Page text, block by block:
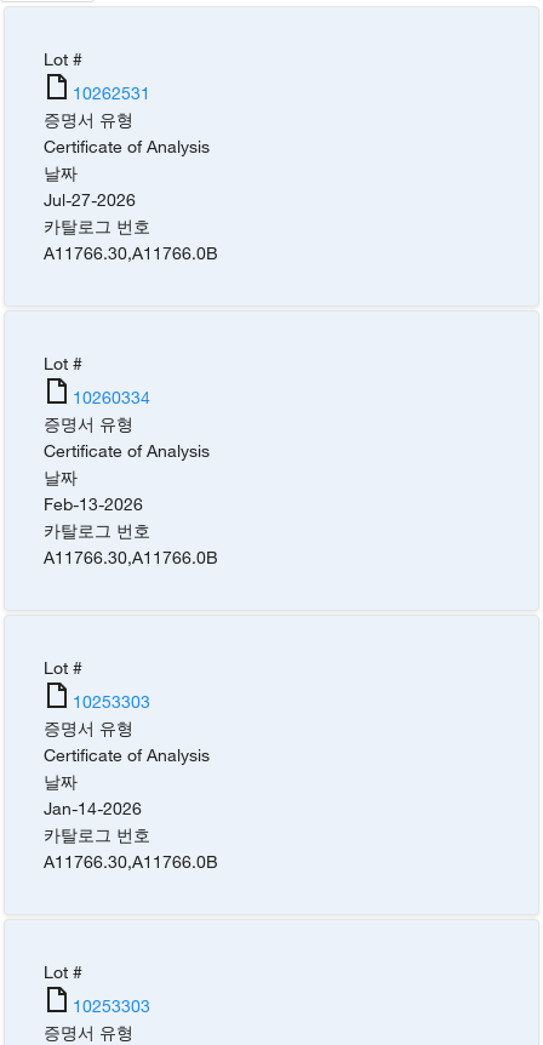
Lot #
10262531
증명서 유형
Certificate of Analysis
날짜
Jul-27-2026
카탈로그 번호
A11766.30,A11766.0B
Lot #
10260334
증명서 유형
Certificate of Analysis
날짜
Feb-13-2026
카탈로그 번호
A11766.30,A11766.0B
Lot #
10253303
증명서 유형
Certificate of Analysis
날짜
Jan-14-2026
카탈로그 번호
A11766.30,A11766.0B
Lot #
10253303
증명서 유형